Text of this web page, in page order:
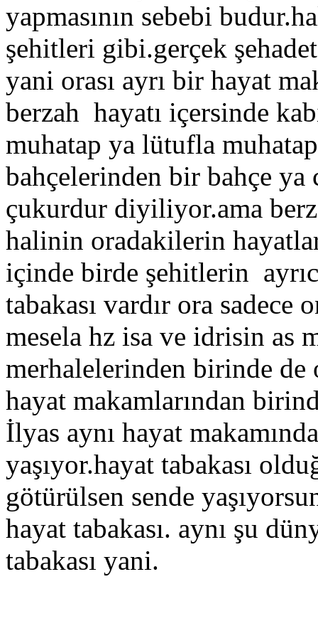
yapmasının sebebi
şehitleri gibi.gerçek
yani orası ayrı bir hayat
berzah hayatı içersinde
muhatap ya lütufla
bahçelerinden bir bahçe ya
çukurdur diyiliyor.ama
halinin oradakilerin
içinde birde şehitlerin
tabakası vardır ora
mesela hz isa ve idrisin as
merhalelerinden birinde de
hayat makamlarından
İlyas aynı hayat
yaşıyor.hayat tabakası
götürülsen sende
hayat tabakası. aynı şu
tabakası yani.